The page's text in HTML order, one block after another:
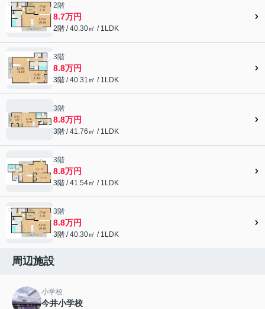
2階
8.7万円
2階 / 40.30㎡ / 1LDK
3階
8.8万円
3階 / 40.31㎡ / 1LDK
3階
8.8万円
3階 / 41.76㎡ / 1LDK
3階
8.8万円
3階 / 41.54㎡ / 1LDK
3階
8.8万円
3階 / 40.30㎡ / 1LDK
周辺施設
小学校
今井小学校